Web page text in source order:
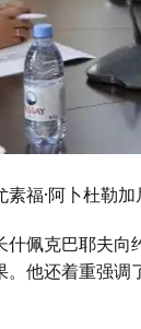
福·阿卜杜勒加
什佩克巴耶夫
。他还着重强